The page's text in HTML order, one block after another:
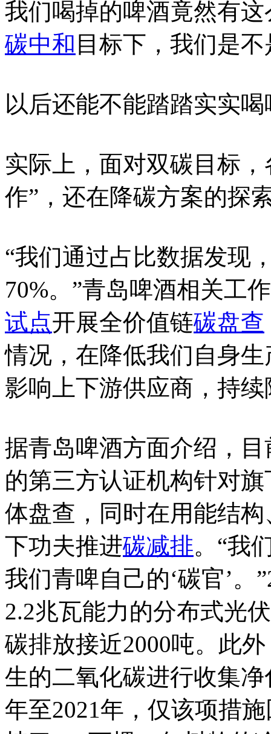
我们喝掉的啤酒竟然有
碳中和 目标下，我们是
以后还能不能踏踏实实
实际上，面对双碳目标
作”，还在降碳方案的探
“我们通过占比数据发现
70%。”青岛啤酒相关工
试点开展全价值链碳盘查
情况，在降低我们自身
影响上下游供应商，持
据青岛啤酒方面介绍，
的第三方认证机构针对
体盘查，同时在用能结
下功夫推进碳减排。“我
我们青啤自己的‘碳官’。
2.2兆瓦能力的分布式光
碳排放接近2000吨。此
生的二氧化碳进行收集
年至2021年，仅该项措